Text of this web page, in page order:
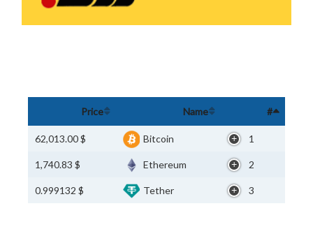
#
Name
Price
1
Bitcoin
$ 62,013.00
2
Ethereum
$ 1,740.83
3
Tether
$ 0.999132